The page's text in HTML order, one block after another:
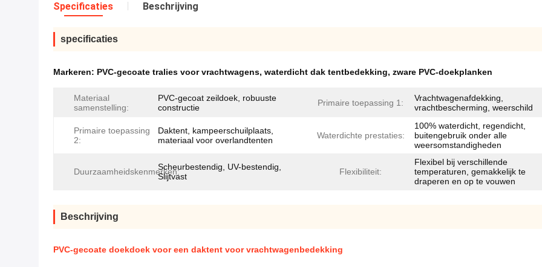
Specificaties Beschrijving
specificaties
Markeren: PVC-gecoate tralies voor vrachtwagens, waterdicht dak tentbedekking, zware PVC-doekplanken
Materiaal
samenstelling:
PVC-gecoat zeildoek, robuuste
constructie
Primaire toepassing 1:
Vrachtwagenafdekking,
vrachtbescherming, weerschild
Primaire toepassing
2:
Daktent, kampeerschuilplaats,
materiaal voor overlandtenten
Waterdichte prestaties:
100% waterdicht, regendicht,
buitengebruik onder alle
weersomstandigheden
Duurzaamheidskenmerken:Scheurbestendig, UV-bestendig,
Slijtvast
Flexibiliteit:
Flexibel bij verschillende
temperaturen, gemakkelijk te
draperen en op te vouwen
Beschrijving
PVC-gecoate doekdoek voor een daktent voor vrachtwagenbedekking